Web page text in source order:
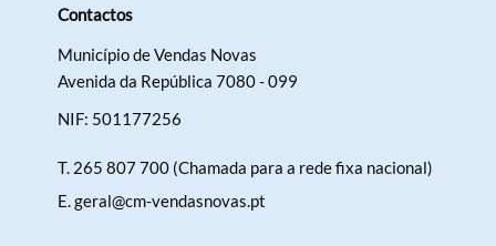
Contactos
Município de Vendas Novas
Avenida da República 7080 - 099
NIF: 501177256
T. 265 807 700 (Chamada para a rede fixa nacional)
E.geral@cm-vendasnovas.pt